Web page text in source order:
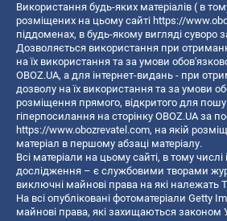
Використання будь-яких матеріалів ( в
розміщених на цьому сайті https://
піддоменах, в будь-якому вигляді суворо
Дозволяється використання при
на їх використання та за умови
OBOZ.UA, а для інтернет-видань - при
дозволу на їх використання та за умови
розміщення прямого, відкритого для
гіперпосилання на сторінку OBOZ.UA за
https://www.obozrevatel.com, на якій
матеріал в першому абзаці матеріалу.
Всі матеріали на цьому сайті, в тому числі
дослідження – є службовими творами
виключні майнові права на які належать
На всі опубліковані фотоматеріали Getty
майнові права, які захищаються законом